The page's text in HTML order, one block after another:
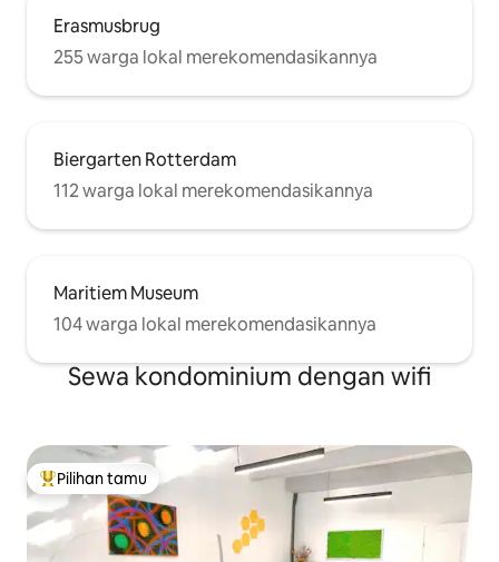
Erasmusbrug
255 warga lokal merekomendasikannya
Biergarten Rotterdam
112 warga lokal merekomendasikannya
Maritiem Museum
104 warga lokal merekomendasikannya
Sewa kondominium dengan wifi
Pilihan tamu terpopuler
Pilihan tamu